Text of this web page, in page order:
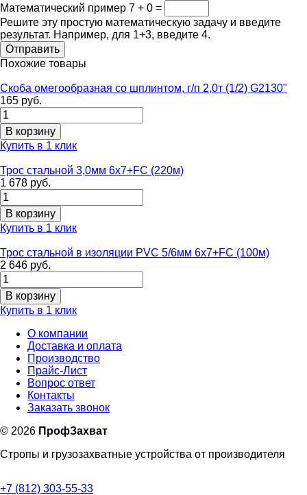
Математический пример 7 + 0 =
Решите эту простую математическую задачу и введите
результат. Например, для 1+3, введите 4.
Похожие товары
Скоба омегообразная со шплинтом, г/п 2,0т (1/2) G2130"
165 руб.
Купить в 1 клик
Трос стальной 3,0мм 6х7+FC (220м)
1 678 руб.
Купить в 1 клик
Трос стальной в изоляции PVC 5/6мм 6х7+FC (100м)
2 646 руб.
Купить в 1 клик
О компании
Доставка и оплата
Производство
Прайс-Лист
Вопрос ответ
Контакты
Заказать звонок
© 2026 ПрофЗахват
Стропы и грузозахватные устройства от производителя
+7 (812) 303-55-33